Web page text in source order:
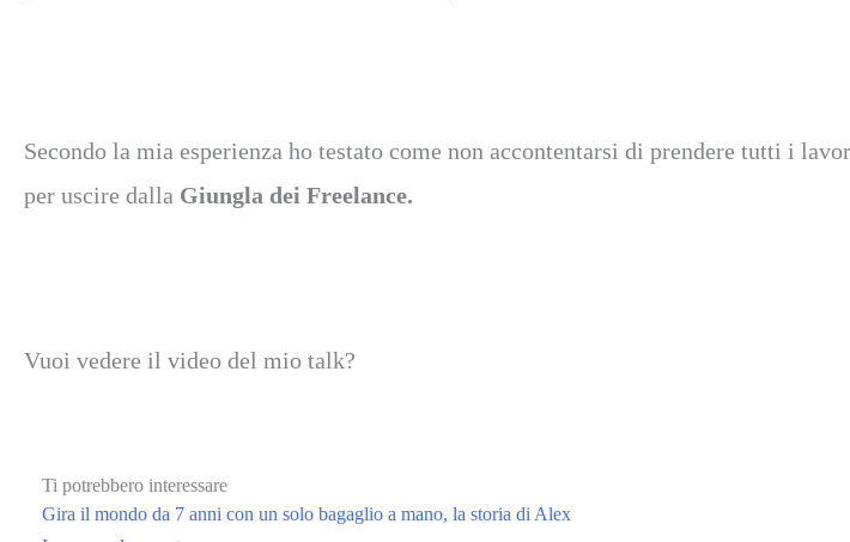
Secondo la mia esperienza ho testato come non accontentarsi di prendere tutti i
per uscire dalla Giungla dei Freelance.
Vuoi vedere il video del mio talk?
Ti potrebbero interessare
Gira il mondo da 7 anni con un solo bagaglio a mano, la storia di Alex